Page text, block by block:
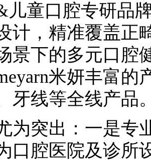
儿童口腔专研品
计，精准覆盖正
景下的多元口腔
米妍丰富的
牙线等全线产品
出：一是专业
口腔医院及诊所